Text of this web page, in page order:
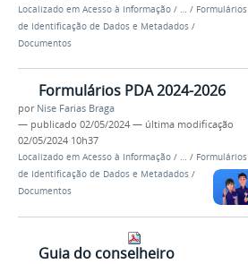
Localizado em Acesso à Informação / / Formulários
de Identificação de Dados e Metadados /
Documentos
Formulários PDA 2024-2026
por Nise Farias Braga
— publicado 02/05/2024 — última modificação
02/05/2024 10h37
Localizado em Acesso à Informação / … / Formulários
de Identificação de Dados e Metadados /
Documentos
Guia do conselheiro